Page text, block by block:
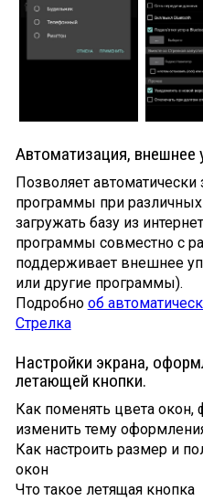
Автоматизация, внешнее
Позволяет
программы при различных
загружать базу из
программы совместно с
поддерживает внешнее
или другие программы).
Подробно об
Стрелка
Настройки экрана,
летающей кнопки.
Как поменять цвета окон,
изменить тему
Как настроить размер и
окон
Что такое летящая кнопка